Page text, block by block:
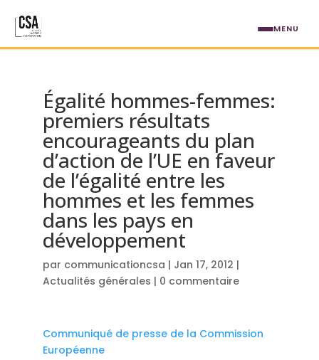
Égalité hommes-femmes:
premiers résultats
encourageants du plan
d’action de l’UE en faveur
de l’égalité entre les
hommes et les femmes
dans les pays en
développement
par communicationcsa | Jan 17, 2012 |
Actualités générales | 0 commentaire
Communiqué de presse de la Commission
Européenne
MENU